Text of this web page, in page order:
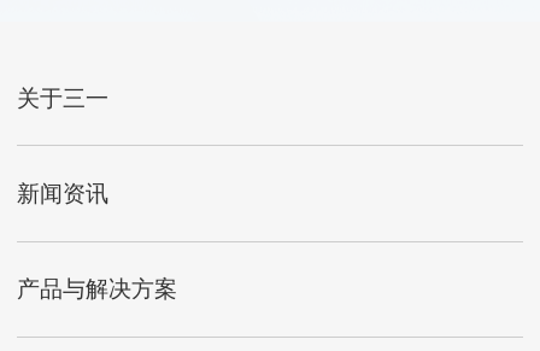
关于三一
新闻资讯
产品与解决方案